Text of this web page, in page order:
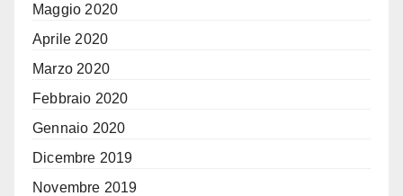
Maggio 2020
Aprile 2020
Marzo 2020
Febbraio 2020
Gennaio 2020
Dicembre 2019
Novembre 2019